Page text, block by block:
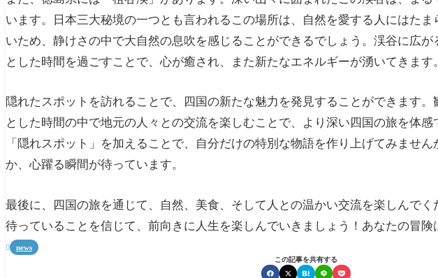
います。日本三大秘境の一つとも言われるこの場所は、自然を愛する人にはた
いため、静けさの中で大自然の息吹を感じることができるでしょう。渓谷に広が
とした時間を過ごすことで、心が癒され、また新たなエネルギーが湧いてきます。
隠れたスポットを訪れることで、四国の新たな魅力を発見することができます。
とした時間の中で地元の人々との交流を楽しむことで、より深い四国の旅を体
「隠れスポット」を加えることで、自分だけの特別な物語を作り上げてみませ
か、心躍る瞬間が待っています。
最後に、四国の旅を通じて、自然、美食、そして人との温かい交流を楽しんで
待っていることを信じて、前向きに人生を楽しんでいきましょう！あなたの冒険
 news
この記事を共有する